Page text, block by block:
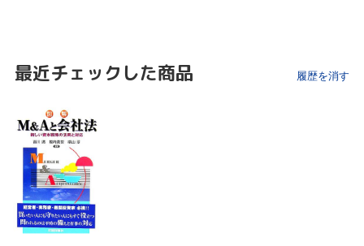
最近チェックした商品 履歴を消す